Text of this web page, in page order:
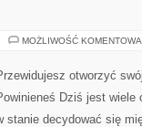
MOŻLIWOŚĆ
otworzyć
Dziś jest wiele
stanie decydować się